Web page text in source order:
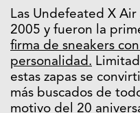
Las Undefeated X
2005 y fueron la
firma de sneakers
personalidad.
estas zapas se
más buscados de
motivo del 20